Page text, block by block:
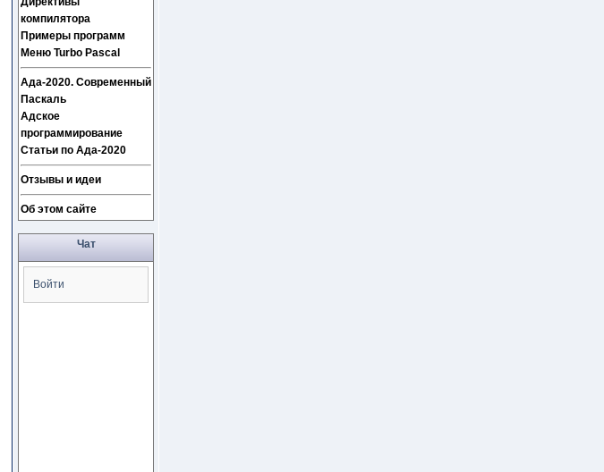
компилятора
Примеры программ
Меню Turbo Pascal
Ада-2020. Современный
Паскаль
Адское
программирование
Статьи по Ада-2020
Отзывы и идеи
Об этом сайте
Чат
Войти